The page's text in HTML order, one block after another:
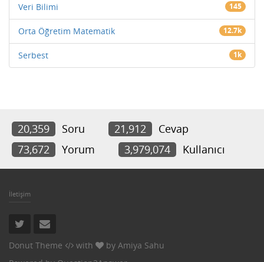
Veri Bilimi 145
Orta Öğretim Matematik 12.7k
Serbest 1k
20,359 Soru 21,912
Cevap
73,672
Yorum 3,979,074 Kullanıcı
İletişim
Donut Theme with by Amiya Sahu